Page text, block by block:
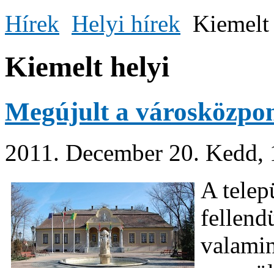
Hírek Helyi hírek
Kiemelt helyi
Megújult a
2011. December 20. Kedd,
A